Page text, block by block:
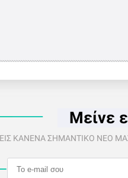
Μείνε
ΚΑΝΕΝΑ ΣΗΜΑΝΤΙΚΟ ΝΕΟ ΜΑΣ,